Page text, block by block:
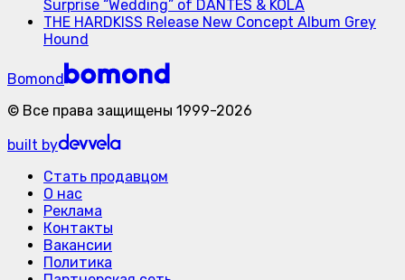
Surprise “Wedding” of DANTES & KOLA
THE HARDKISS Release New Concept Album Grey
Hound
Bomond
© Все права защищены 1999-2026
built by
Стать продавцом
О нас
Реклама
Контакты
Вакансии
Политика